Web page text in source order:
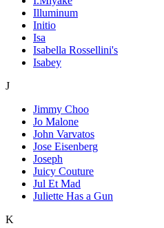
Illuminum
Initio
Isa
Isabella Rossellini's
Isabey
J
Jimmy Choo
Jo Malone
John Varvatos
Jose Eisenberg
Joseph
Juicy Couture
Jul Et Mad
Juliette Has a Gun
K